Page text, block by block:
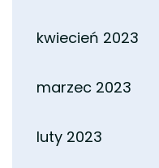
kwiecień 2023
marzec 2023
luty 2023